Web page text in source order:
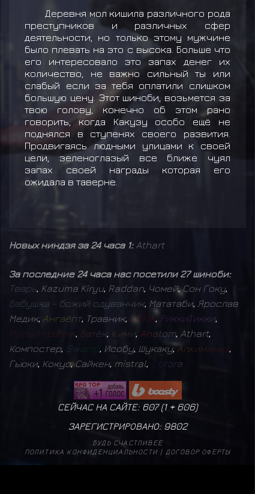
Деревня мол кишила различного рода
преступников и различных сфер
деятельности, но только этому мужчине
было плевать на это с высока. Больше что
его интересовало это запах денег их
количество, не важно сильный ты или
слабый если за тебя оплатили слишком
большую цену. Этот шиноби, возьмется за
твою голову, конечно об этом рано
говорить, когда Какузу особо ещё не
поднялся в ступенях своего развития.
Продвигаясь людными улицами к своей
цели, зеленоглазый все ближе чуял
запах своей награды которая его
ожидала в таверне.
Новых ниндзя за 24 часа 1: Athart
За последние 24 часа нас посетили 27 шиноби:
Тварь Kazuma Kiryu, Raddan Чомей,Сон Гоку,
Бабушка - божий одуванчик, Мататаби, Ярослав
Медик, Ангаёпт, Травник, DEFIX, РиккиТикки,
Милый трапик, Батёк, Кими Anatom, Athart,
Компостер, Sw m Исобу, Шукаку,Алхимичка
Гьюки, Кокуо,Сайкен, mistral orora
СЕЙЧАС НА САЙТЕ: 607 (1+ 606)
ЗАРЕГИСТРИРОВАНО: 9802
БУДЬ СЧАСТЛИВЕЕ
ПОЛИТИКА КОНФИДЕНЦИАЛЬНОСТИ| ДОГОВОР ОФЕРТЫ
mistral